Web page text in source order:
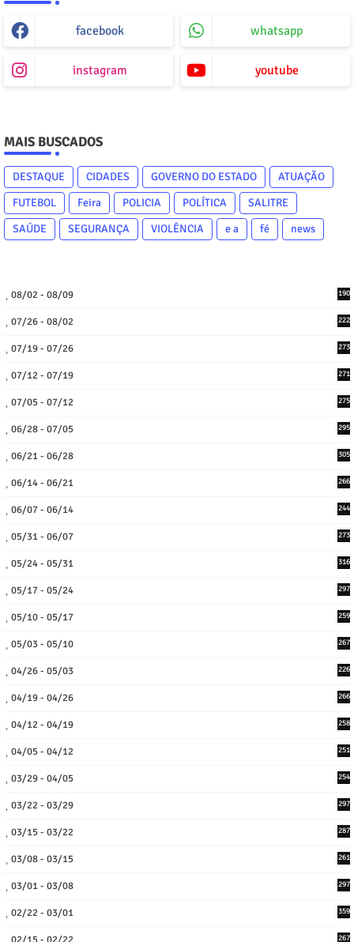
facebook whatsapp
instagram youtube
MAIS BUSCADOS
DESTAQUE CIDADES GOVERNO DO ESTADO
ATUAÇÃO
FUTEBOL
Feira POLICIA POLÍTICA
SALITRE
SAÚDE
SEGURANÇA VIOLÊNCIA e a fé news
08/02 - 08/09 190
07/26 - 08/02 222
07/19 - 07/26 273
07/12 - 07/19 271
07/05 - 07/12 275
06/28 - 07/05 295
06/21 - 06/28 305
06/14 - 06/21 266
06/07 - 06/14 244
05/31 - 06/07 273
05/24 - 05/31 316
05/17 - 05/24 297
05/10 - 05/17 259
05/03 - 05/10 267
04/26 - 05/03 226
04/19 - 04/26 266
04/12 - 04/19 258
04/05 - 04/12 251
03/29 - 04/05 254
03/22 - 03/29 297
03/15 - 03/22 287
03/08 - 03/15 261
03/01 - 03/08 297
02/22 - 03/01 359
267